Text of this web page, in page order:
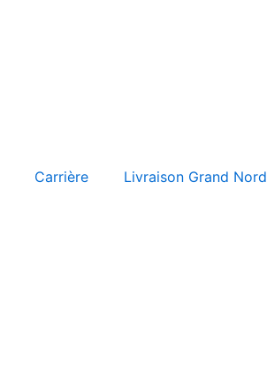
Carrière Livraison Grand Nord